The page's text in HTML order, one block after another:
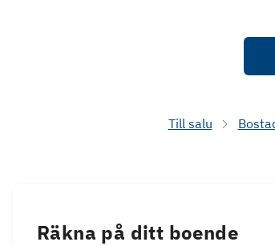
Till salu
Räkna på ditt boende